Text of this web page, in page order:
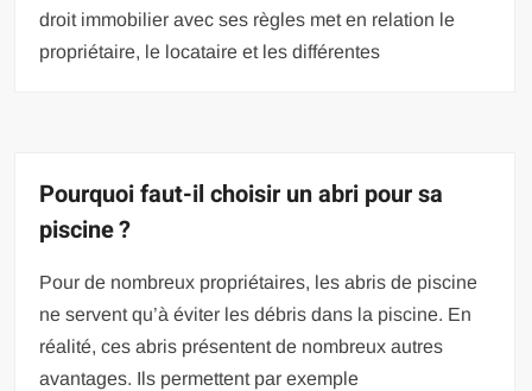
droit immobilier avec ses règles met en relation le
propriétaire, le locataire et les différentes
Pourquoi faut-il choisir un abri pour sa
piscine ?
Pour de nombreux propriétaires, les abris de piscine
ne servent qu’à éviter les débris dans la piscine. En
réalité, ces abris présentent de nombreux autres
avantages. Ils permettent par exemple